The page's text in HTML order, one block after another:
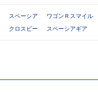
スペーシア ワゴンＲスマイル
クロスビー
スペーシアギア